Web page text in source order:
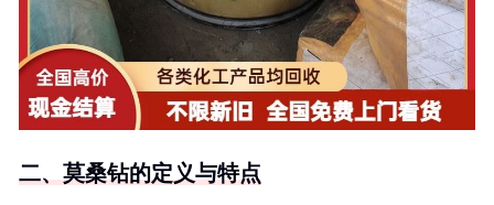
二、莫桑钻的定义与特点